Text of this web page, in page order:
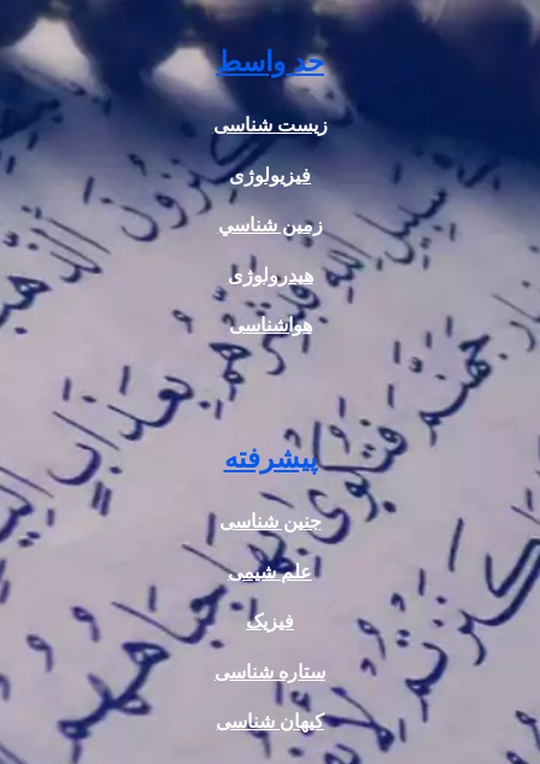
حد واسط
زیست شناسی
فیزیولوژی
زمين شناسي
هیدرولوژی
هواشناسی
پیشرفته
جنین شناسی
علم شیمی
فیزیک
ستاره شناسی
کیهان شناسی